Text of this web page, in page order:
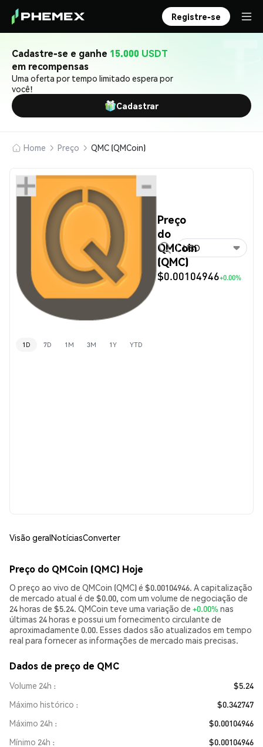
Registre-se
Cadastre-se e ganhe 15.000 USDT
em recompensas
Uma oferta por tempo limitado espera por
você!
Cadastrar
Home Preço QMC (QMCoin)
Preço
do
QMCoin
(QMC)
$0.00104946+0.00%
USD
1D 7D 1M 3M 1Y YTD
Visão geralNotíciasConverter
Preço do QMCoin (QMC) Hoje
O preço ao vivo de QMCoin (QMC) é $0.00104946. A capitalização
de mercado atual é de $0.00, com um volume de negociação de
24 horas de $5.24. QMCoin teve uma variação de +0.00% nas
últimas 24 horas e possui um fornecimento circulante de
aproximadamente 0.00. Esses dados são atualizados em tempo
real para fornecer as informações de mercado mais precisas.
Dados de preço de QMC
Volume 24h
$5.24
Máximo histórico
$0.342747
Máximo 24h
$0.00104946
Mínimo 24h
$0.00104946